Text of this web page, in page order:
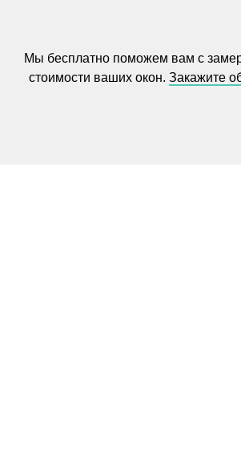
Мы бесплатно поможем вам с
стоимости ваших окон. Закажите